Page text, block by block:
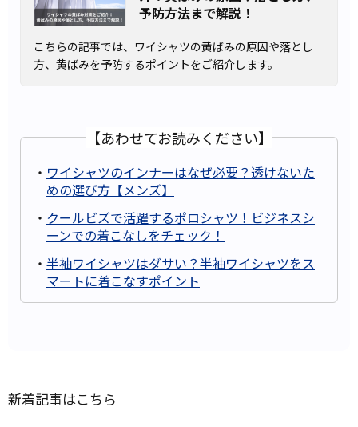
予防方法まで解説！
こちらの記事では、ワイシャツの黄ばみの原因や落とし
方、黄ばみを予防するポイントをご紹介します。
【あわせてお読みください】
・ ワイシャツのインナーはなぜ必要？透けないた
めの選び方【メンズ】
・ クールビズで活躍するポロシャツ！ビジネスシ
ーンでの着こなしをチェック！
・ 半袖ワイシャツはダサい？半袖ワイシャツをス
マートに着こなすポイント
新着記事はこちら